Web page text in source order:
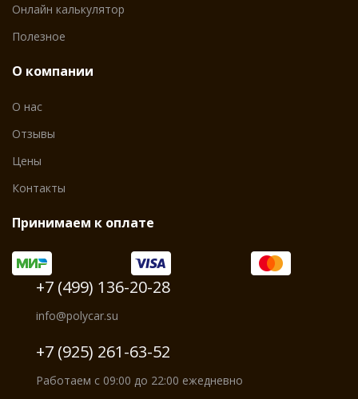
Онлайн калькулятор
Полезное
О компании
О нас
Отзывы
Цены
Контакты
Принимаем к оплате
+7 (499) 136-20-28
info@polycar.su
+7 (925) 261-63-52
Работаем с 09:00 до 22:00 ежедневно